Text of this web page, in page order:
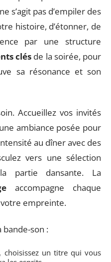
s’agit pas d’empiler des
histoire, d’étonner, de
par une structure
clés de la soirée, pour
sa résonance et son
Accueillez vos invités
ambiance posée pour
au dîner avec des
vers une sélection
partie dansante. La
accompagne chaque
empreinte.
bande-son :
choisissez un titre qui vous